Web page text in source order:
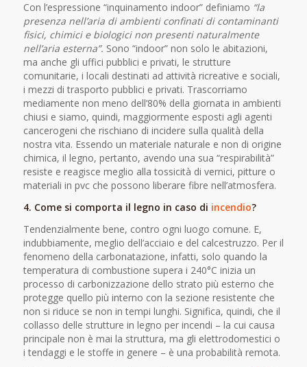
Con l’espressione “inquinamento indoor” definiamo “la
presenza nell’aria di ambienti confinati di contaminanti
fisici, chimici e biologici non presenti naturalmente
nell’aria esterna”. Sono “indoor” non solo le abitazioni,
ma anche gli uffici pubblici e privati, le strutture
comunitarie, i locali destinati ad attività ricreative e sociali,
i mezzi di trasporto pubblici e privati. Trascorriamo
mediamente non meno dell’80% della giornata in ambienti
chiusi e siamo, quindi, maggiormente esposti agli agenti
cancerogeni che rischiano di incidere sulla qualità della
nostra vita. Essendo un materiale naturale e non di origine
chimica, il legno, pertanto, avendo una sua “respirabilità”
resiste e reagisce meglio alla tossicità di vernici, pitture o
materiali in pvc che possono liberare fibre nell’atmosfera.
4. Come si comporta il legno in caso di incendio?
Tendenzialmente bene, contro ogni luogo comune. E,
indubbiamente, meglio dell’acciaio e del calcestruzzo. Per il
fenomeno della carbonatazione, infatti, solo quando la
temperatura di combustione supera i 240°C inizia un
processo di carbonizzazione dello strato più esterno che
protegge quello più interno con la sezione resistente che
non si riduce se non in tempi lunghi. Significa, quindi, che il
collasso delle strutture in legno per incendi – la cui causa
principale non è mai la struttura, ma gli elettrodomestici o
i tendaggi e le stoffe in genere – è una probabilità remota.